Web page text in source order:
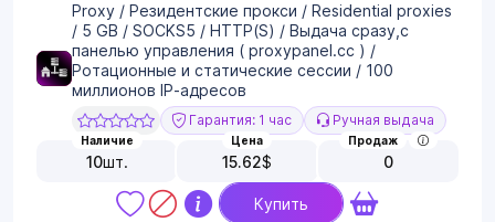
Proxy / Резидентские прокси / Residential proxies
/ 5 GB / SOCKS5 / HTTP(S) / Выдача сразу,с
панелью управления ( proxypanel.cc ) /
Ротационные и статические сессии / 100
миллионов IP-адресов
Гарантия: 1 час Ручная выдача
Наличие
10шт.
Цена
15.62$
Продаж
0
Купить